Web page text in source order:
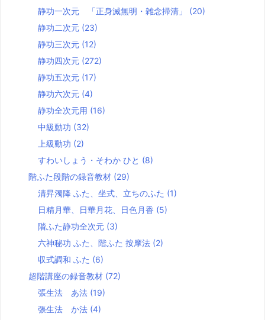
静功一次元 「正身滅無明・雑念掃清」 (20)
静功二次元 (23)
静功三次元 (12)
静功四次元 (272)
静功五次元 (17)
静功六次元 (4)
静功全次元用 (16)
中級動功 (32)
上級動功 (2)
すわいしょう・そわか ひと (8)
階ふた段階の録音教材 (29)
清昇濁降 ふた、坐式、立ちのふた (1)
日精月華、日華月花、日色月香 (5)
階ふた静功全次元 (3)
六神秘功 ふた、階ふた 按摩法 (2)
収式調和 ふた (6)
超階講座の録音教材 (72)
張生法 あ法 (19)
張生法 か法 (4)